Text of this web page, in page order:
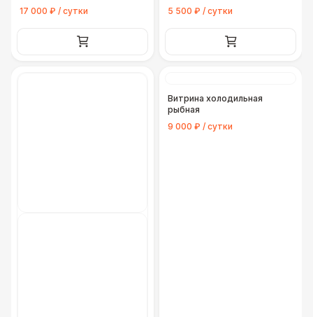
17 000 ₽ / сутки
5 500 ₽ / сутки
Витрина холодильная
рыбная
9 000 ₽ / сутки